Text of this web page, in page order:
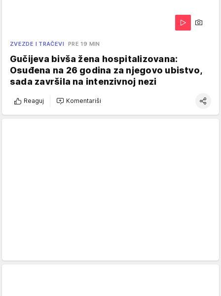
ZVEZDE I TRAČEVI PRE 19 MIN
Gučijeva bivša žena hospitalizovana:
Osuđena na 26 godina za njegovo ubistvo,
sada završila na intenzivnoj nezi
Reaguj Komentariši